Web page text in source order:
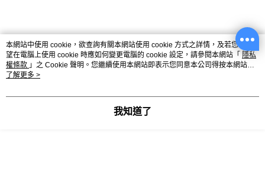
本網站中使用 cookie，欲查詢有關本網站使用 cookie 方式之詳情，及若您不希
望在電腦上使用 cookie 時應如何變更電腦的 cookie 設定，請參閱本網站「 隱私
權條款 」之 Cookie 聲明。您繼續使用本網站即表示您同意本公司得按本網站使
用條款之 Cookie 聲明使用 cookie。
了解更多 >
我知道了